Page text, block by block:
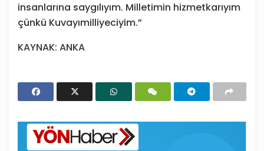
insanlarına saygılıyım. Milletimin hizmetkarıyım
çünkü Kuvayımilliyeciyim.”
KAYNAK: ANKA